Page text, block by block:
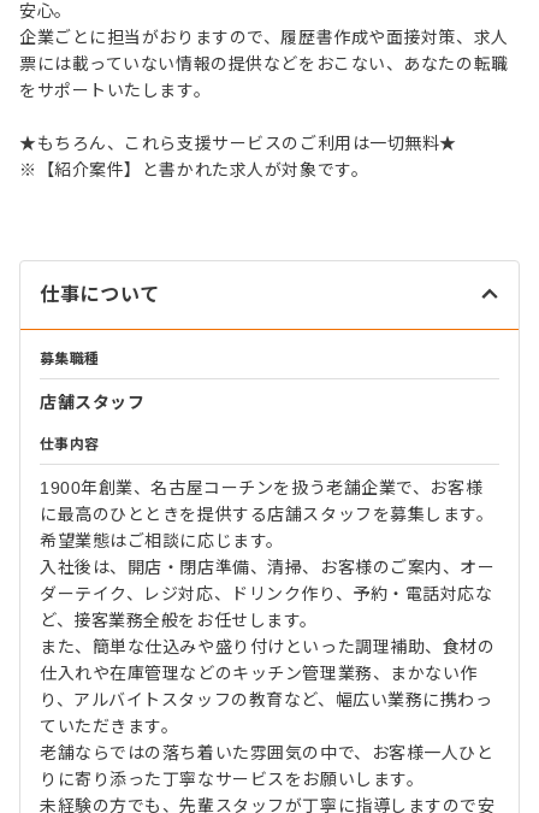
安心。
企業ごとに担当がおりますので、履歴書作成や面接対策、求人
票には載っていない情報の提供などをおこない、あなたの転職
をサポートいたします。
★もちろん、これら支援サービスのご利用は一切無料★
※【紹介案件】と書かれた求人が対象です。
仕事について
募集職種
店舗スタッフ
仕事内容
1900年創業、名古屋コーチンを扱う老舗企業で、お客様
に最高のひとときを提供する店舗スタッフを募集します。
希望業態はご相談に応じます。
入社後は、開店・閉店準備、清掃、お客様のご案内、オー
ダーテイク、レジ対応、ドリンク作り、予約・電話対応な
ど、接客業務全般をお任せします。
また、簡単な仕込みや盛り付けといった調理補助、食材の
仕入れや在庫管理などのキッチン管理業務、まかない作
り、アルバイトスタッフの教育など、幅広い業務に携わっ
ていただきます。
老舗ならではの落ち着いた雰囲気の中で、お客様一人ひと
りに寄り添った丁寧なサービスをお願いします。
未経験の方でも、先輩スタッフが丁寧に指導しますので安